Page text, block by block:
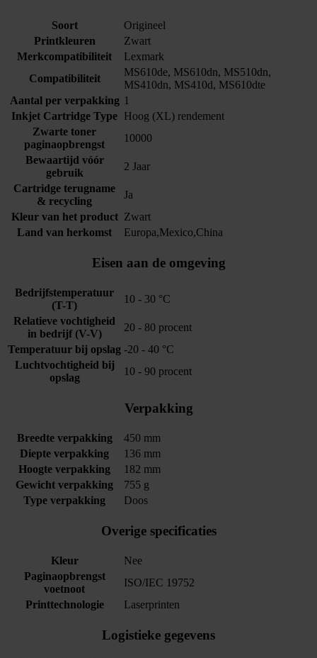
Soort
Origineel
Printkleuren
Zwart
Merkcompatibiliteit
Lexmark
Compatibiliteit
MS610de, MS610dn, MS510dn,
MS410dn, MS410d, MS610dte
Aantal per verpakking 1
Inkjet Cartridge Type Hoog (XL) rendement
Zwarte toner
paginaopbrengst
10000
Bewaartijd vóór
gebruik
2 Jaar
Cartridge terugname
& recycling
Ja
Kleur van het product Zwart
Land van herkomst
Europa,Mexico,China
Eisen aan de omgeving
Bedrijfstemperatuur
(T-T)
10 - 30 °C
Relatieve vochtigheid
in bedrijf (V-V)
20 - 80 procent
Temperatuur bij opslag -20 - 40 °C
Luchtvochtigheid bij
opslag
10 - 90 procent
Verpakking
Breedte verpakking
450 mm
Diepte verpakking
136 mm
Hoogte verpakking
182 mm
Gewicht verpakking
755 g
Type verpakking
Doos
Overige specificaties
Kleur
Nee
Paginaopbrengst
voetnoot
ISO/IEC 19752
Printtechnologie
Laserprinten
Logistieke gegevens